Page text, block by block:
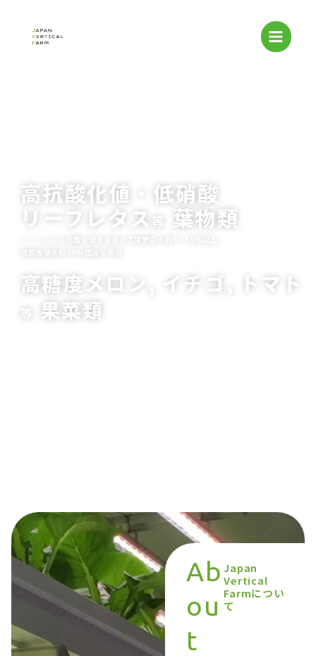
高抗酸化値・低硝酸
リーフレタス 等 葉物類
リーフレタス抗酸化値を従来の工場野菜の
硝酸態窒素
約70%低減
高糖度メロン, イチゴ, トマト
等 果菜類
Ab
ou
t
Japan
Vertical
Farmについ
て